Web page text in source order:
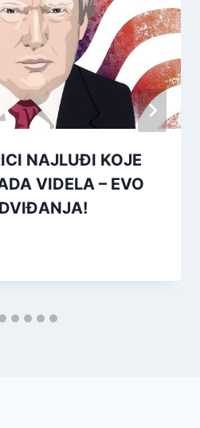
NAJLUĐI KOJE
VIDELA – EVO